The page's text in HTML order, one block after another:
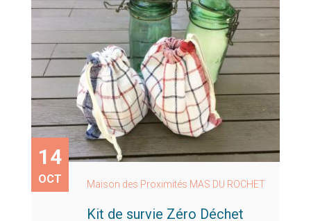
14
OCT Maison des Proximités MAS DU ROCHET
Kit de survie Zéro Déchet